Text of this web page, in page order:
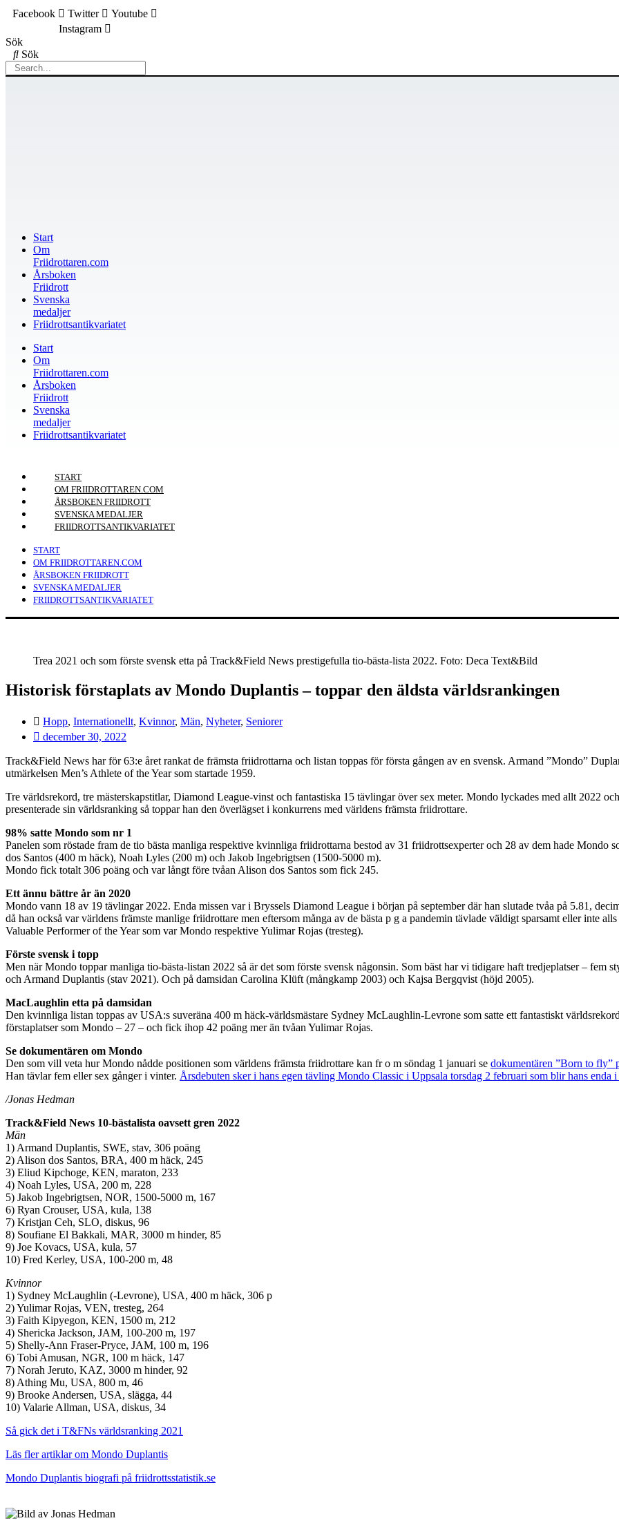
Facebook Twitter
Youtube
Instagram
Sök
Sök
Start
Om
Friidrottaren.com
Årsboken
Friidrott
Svenska
medaljer
Friidrottsantikvariatet
Start
Om
Friidrottaren.com
Årsboken
Friidrott
Svenska
medaljer
Friidrottsantikvariatet
START
OM FRIIDROTTAREN.COM
ÅRSBOKEN FRIIDROTT
SVENSKA MEDALJER
FRIIDROTTSANTIKVARIATET
START
OM FRIIDROTTAREN.COM
ÅRSBOKEN FRIIDROTT
SVENSKA MEDALJER
FRIIDROTTSANTIKVARIATET
Trea 2021 och som förste svensk etta på Track&Field News prestigefulla tio-bästa-lista 2022. Foto: Deca Text&Bild
Historisk förstaplats av Mondo Duplantis – toppar den äldsta världsrankingen
Hopp, Internationellt, Kvinnor, Män, Nyheter, Seniorer
december 30, 2022
Track&Field News har för 63:e året rankat de främsta friidrottarna och listan toppas för första gången av en svensk. Armand ”Mondo”
utmärkelsen Men’s Athlete of the Year som startade 1959.
Tre världsrekord, tre mästerskapstitlar, Diamond League-vinst och fantastiska 15 tävlingar över sex meter. Mondo lyckades med allt 2022
presenterade sin världsranking så toppar han den överlägset i konkurrens med världens främsta friidrottare.
98% satte Mondo som nr 1
Panelen som röstade fram de tio bästa manliga respektive kvinnliga friidrottarna bestod av 31 friidrottsexperter och 28 av dem hade Mondo
dos Santos (400 m häck), Noah Lyles (200 m) och Jakob Ingebrigtsen (1500-5000 m).
Mondo fick totalt 306 poäng och var långt före tvåan Alison dos Santos som fick 245.
Ett ännu bättre år än 2020
Mondo vann 18 av 19 tävlingar 2022. Enda missen var i Bryssels Diamond League i början på september där han slutade tvåa på 5.81,
då han också var världens främste manlige friidrottare men eftersom många av de bästa p g a pandemin tävlade väldigt sparsamt eller inte
Valuable Performer of the Year som var Mondo respektive Yulimar Rojas (tresteg).
Förste svensk i topp
Men när Mondo toppar manliga tio-bästa-listan 2022 så är det som förste svensk någonsin. Som bäst har vi tidigare haft tredjeplatser –
och Armand Duplantis (stav 2021). Och på damsidan Carolina Klüft (mångkamp 2003) och Kajsa Bergqvist (höjd 2005).
MacLaughlin etta på damsidan
Den kvinnliga listan toppas av USA:s suveräna 400 m häck-världsmästare Sydney McLaughlin-Levrone som satte ett fantastiskt
förstaplatser som Mondo – 27 – och fick ihop 42 poäng mer än tvåan Yulimar Rojas.
Se dokumentären om Mondo
Den som vill veta hur Mondo nådde positionen som världens främsta friidrottare kan fr o m söndag 1 januari se dokumentären ”Born to fly”
Han tävlar fem eller sex gånger i vinter. Årsdebuten sker i hans egen tävling Mondo Classic i Uppsala torsdag 2 februari som blir hans enda
/Jonas Hedman
Track&Field News 10-bästalista oavsett gren 2022
Män
1) Armand Duplantis, SWE, stav, 306 poäng
2) Alison dos Santos, BRA, 400 m häck, 245
3) Eliud Kipchoge, KEN, maraton, 233
4) Noah Lyles, USA, 200 m, 228
5) Jakob Ingebrigtsen, NOR, 1500-5000 m, 167
6) Ryan Crouser, USA, kula, 138
7) Kristjan Ceh, SLO, diskus, 96
8) Soufiane El Bakkali, MAR, 3000 m hinder, 85
9) Joe Kovacs, USA, kula, 57
10) Fred Kerley, USA, 100-200 m, 48
Kvinnor
1) Sydney McLaughlin (-Levrone), USA, 400 m häck, 306 p
2) Yulimar Rojas, VEN, tresteg, 264
3) Faith Kipyegon, KEN, 1500 m, 212
4) Shericka Jackson, JAM, 100-200 m, 197
5) Shelly-Ann Fraser-Pryce, JAM, 100 m, 196
6) Tobi Amusan, NGR, 100 m häck, 147
7) Norah Jeruto, KAZ, 3000 m hinder, 92
8) Athing Mu, USA, 800 m, 46
9) Brooke Andersen, USA, slägga, 44
10) Valarie Allman, USA, diskus 34
Så gick det i T&FNs världsranking 2021
Läs fler artiklar om Mondo Duplantis
Mondo Duplantis biografi på friidrottsstatistik.se